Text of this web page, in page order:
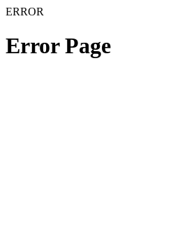
ERROR
Error Page